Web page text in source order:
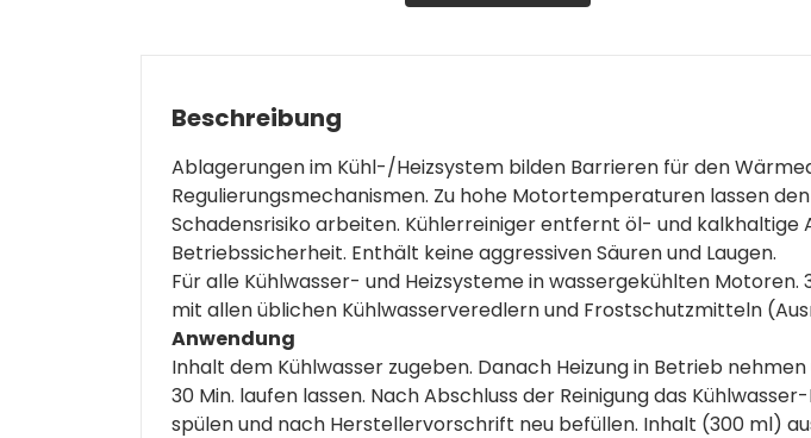
Beschreibung
Ablagerungen im Kühl-/Heizsystem bilden Barrieren für den
Regulierungsmechanismen. Zu hohe Motortemperaturen lassen
Schadensrisiko arbeiten. Kühlerreiniger entfernt öl- und
Betriebssicherheit. Enthält keine aggressiven Säuren und Laugen.
Für alle Kühlwasser- und Heizsysteme in wassergekühlten
mit allen üblichen Kühlwasserveredlern und Frostschutzmitteln
Anwendung
Inhalt dem Kühlwasser zugeben. Danach Heizung in Betrieb
30 Min. laufen lassen. Nach Abschluss der Reinigung das
spülen und nach Herstellervorschrift neu befüllen. Inhalt (300 ml)